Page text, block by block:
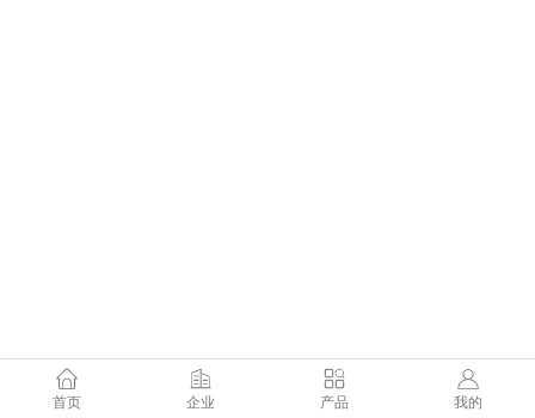
首页 企业 产品 我的